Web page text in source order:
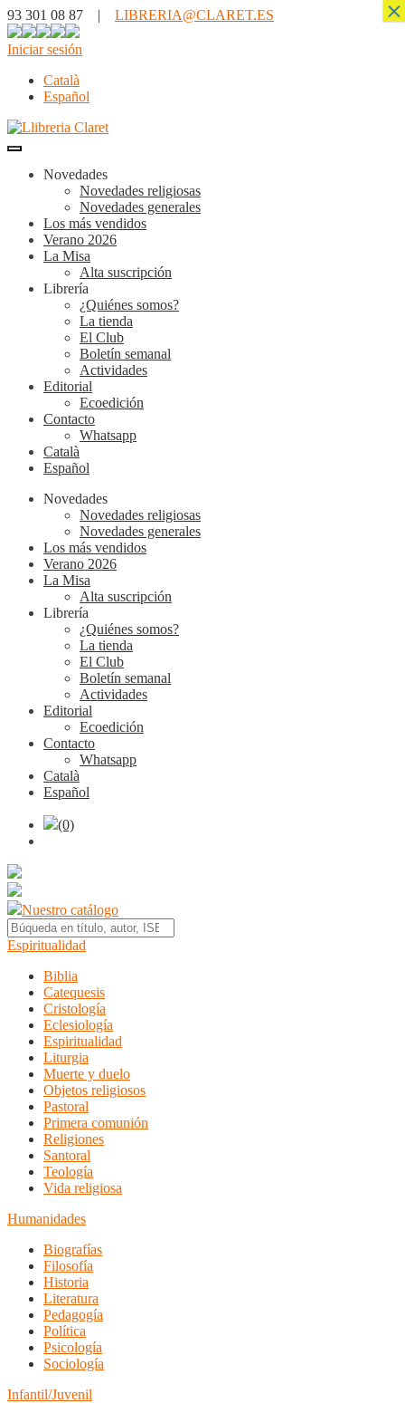
93 301 08 87 | LIBRERIA@CLARET.ES
Iniciar sesión
Català
Español
Novedades
Novedades religiosas
Novedades generales
Los más vendidos
Verano 2026
La Misa
Alta suscripción
Librería
¿Quiénes somos?
La tienda
El Club
Boletín semanal
Actividades
Editorial
Ecoedición
Contacto
Whatsapp
Català
Español
Novedades
Novedades religiosas
Novedades generales
Los más vendidos
Verano 2026
La Misa
Alta suscripción
Librería
¿Quiénes somos?
La tienda
El Club
Boletín semanal
Actividades
Editorial
Ecoedición
Contacto
Whatsapp
Català
Español
(0)
Nuestro catálogo
Espiritualidad
Biblia
Catequesis
Cristología
Eclesiología
Espiritualidad
Liturgia
Muerte y duelo
Objetos religiosos
Pastoral
Primera comunión
Religiones
Santoral
Teología
Vida religiosa
Humanidades
Biografías
Filosofía
Historia
Literatura
Pedagogía
Política
Psicología
Sociología
Infantil/Juvenil
×